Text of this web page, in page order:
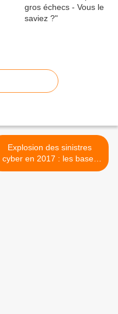
Explosion des sinistres
cyber en 2017 : les bases
de données clients